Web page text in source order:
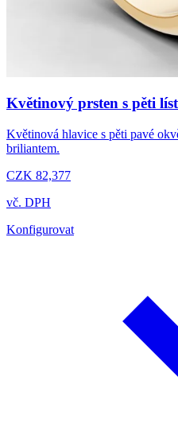
Květinový prsten s pěti
Květinová hlavice s pěti pavé
briliantem.
CZK 82,377
vč. DPH
Konfigurovat